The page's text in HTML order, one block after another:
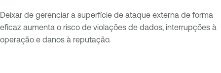
Deixar de gerenciar a superfície de ataque externa de forma
eficaz aumenta o risco de violações de dados, interrupções à
operação e danos à reputação.